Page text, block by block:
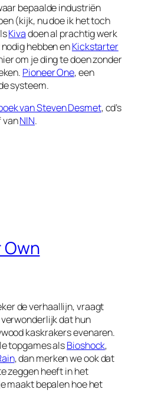
bepaalde industriën
(kijk, nu doe ik het toch
Kivadoen al prachtig werk
hebben enKickstarter
om je ding te doen zonder
Pioneer One, een
systeem.
van Steven Desmet, cd’s
NIN.
Own
de verhaallijn, vraagt
dat hun
kaskrakers evenaren.
topgames alsBioshock,
, dan merken we ook dat
zeggen heeft in het
maakt bepalen hoe het